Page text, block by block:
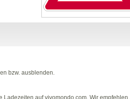
bzw. ausblenden.
Ladezeiten auf vivomondo.com. Wir empfehlen,